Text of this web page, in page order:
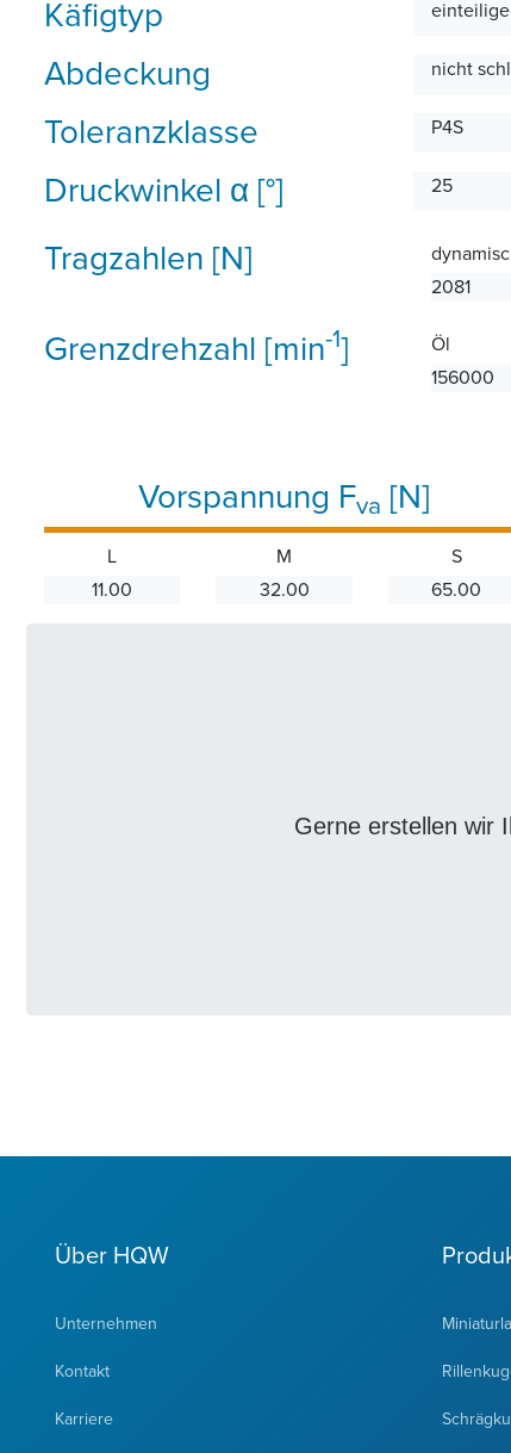
Käfigtyp
Abdeckung nicht
Toleranzklasse P4S
Druckwinkel α [°] 25
Tragzahlen [N]
2081
Grenzdrehzahl [min-1]
Öl
156000
Vorspannung Fva [N]
L
11.00
M
32.00
S
65.00
Gerne erstellen wir
Über HQW
Unternehmen
Kontakt
Karriere